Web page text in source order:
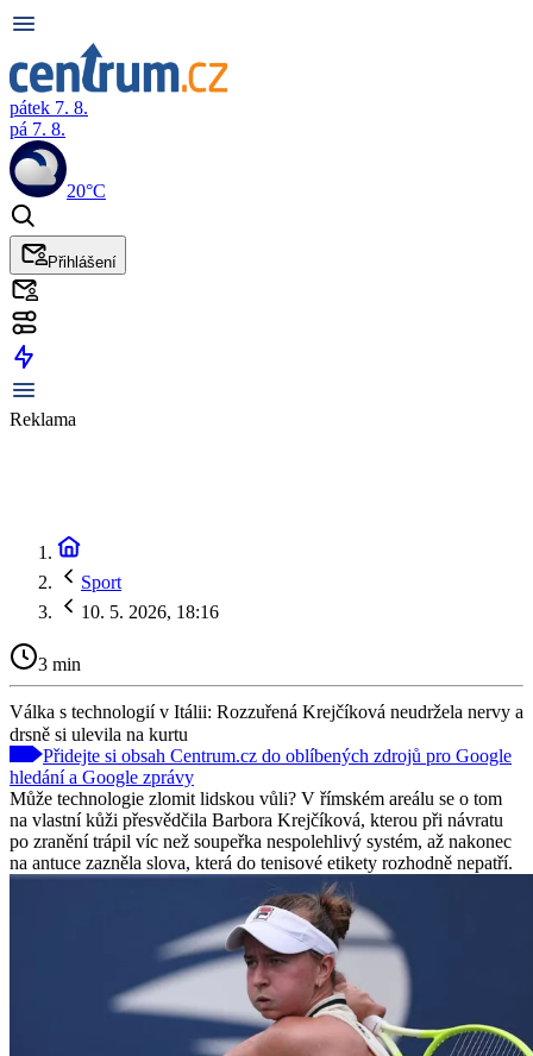
pátek 7. 8.
pá 7. 8.
20°C
Přihlášení
Reklama
Sport
10. 5. 2026, 18:16
3 min
Válka s technologií v Itálii: Rozzuřená Krejčíková neudržela nervy a
drsně si ulevila na kurtu
Přidejte si obsah Centrum.cz do oblíbených zdrojů pro Google
hledání a Google zprávy
Může technologie zlomit lidskou vůli? V římském areálu se o tom
na vlastní kůži přesvědčila Barbora Krejčíková, kterou při návratu
po zranění trápil víc než soupeřka nespolehlivý systém, až nakonec
na antuce zazněla slova, která do tenisové etikety rozhodně nepatří.